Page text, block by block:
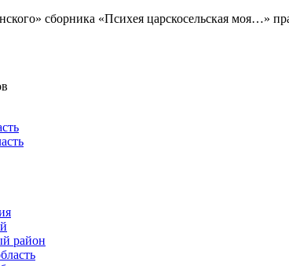
сборника «Психея царскосельская моя…»
район